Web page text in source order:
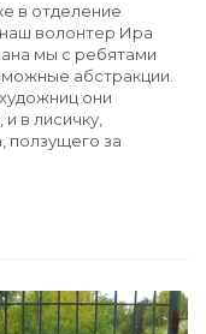
в отделение
волонтер Ира
мы с ребятами
абстракции.
они
в лисичку,
ползущего за